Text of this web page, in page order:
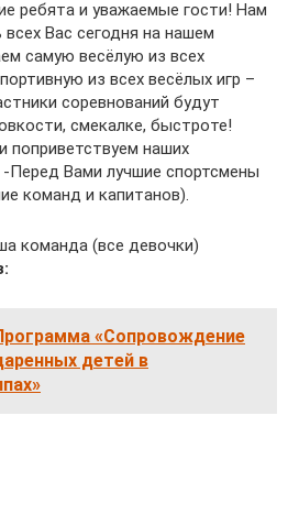
ребята и уважаемые гости! Нам
Вас сегодня на нашем
самую весёлую из всех
из всех весёлых игр –
соревнований будут
смекалке, быстроте!
поприветствуем наших
Перед Вами лучшие спортсмены
команд и капитанов).
команда (все девочки)
«Сопровождение
детей в